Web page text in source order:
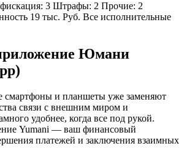
3 Штрафы: 2 Прочие: 2
19 тыс. Руб. Все исполнительные
Юмани
смартфоны и планшеты уже заменяют
связи с внешним миром и
удобнее, когда все под рукой.
Yumani — ваш финансовый
платежей и заключения взаимных